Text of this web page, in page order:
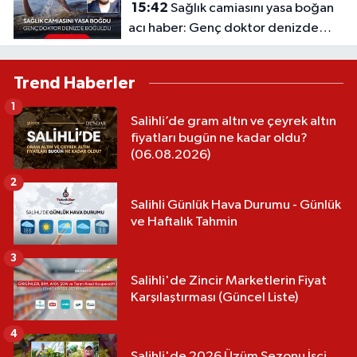
15:42
acı haber: Genç doktor denizde
boğuldu
Trend Haberler
Salihli’de gram altın ve çeyrek altın
fiyatları bugün ne kadar oldu?
(06.08.2026)
1
Salihli Günlük Hava Durumu - Günlük
ve Haftalık Tahmin
2
Salihli'de Zincir Marketlerin Fiyat
Karşılaştırması (Güncel Liste)
3
4